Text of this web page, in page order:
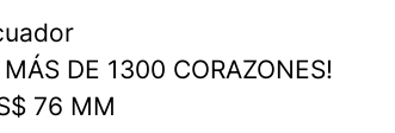
MÁS DE 1300 CORAZONES!
76 MM